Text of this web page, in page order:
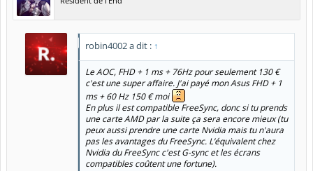
robin4002 a dit : ↑
Le AOC, FHD + 1 ms + 76Hz pour seulement 130 €
c'est une super affaire. J'ai payé mon Asus FHD + 1
ms + 60 Hz 150 € moi
En plus il est compatible FreeSync, donc si tu prends
une carte AMD par la suite ça sera encore mieux (tu
peux aussi prendre une carte Nvidia mais tu n'aura
pas les avantages du FreeSync. L’équivalent chez
Nvidia du FreeSync c'est G-sync et les écrans
compatibles coûtent une fortune).